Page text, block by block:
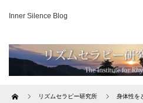
Inner Silence Blog
Home リズムセラピー研究所 身体性を